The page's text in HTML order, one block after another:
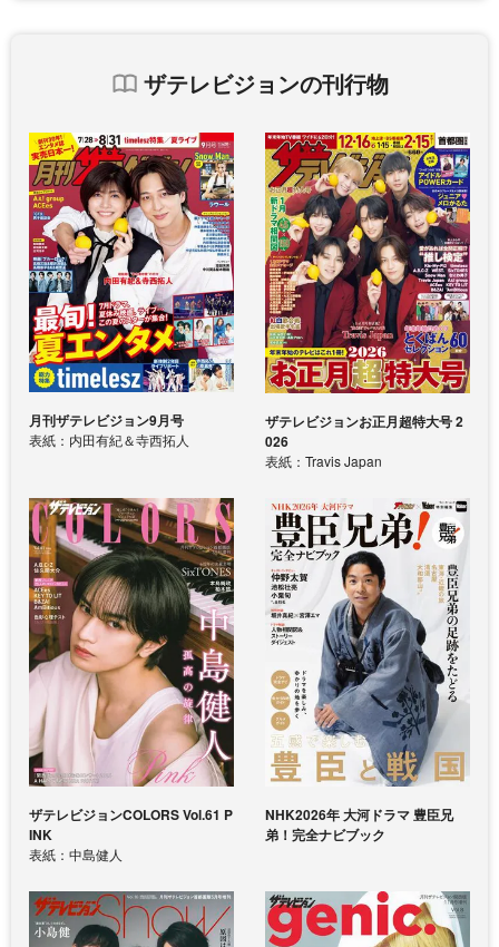
ザテレビジョンの刊行物
月刊ザテレビジョン9月号
表紙：内田有紀＆寺西拓人
ザテレビジョンお正月超特大号 2
026
表紙：Travis Japan
ザテレビジョンCOLORS Vol.61 P
INK
表紙：中島健人
NHK2026年 大河ドラマ 豊臣兄
弟！完全ナビブック